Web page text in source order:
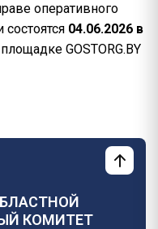
оперативного
04.06.2026 в
GOSTORG.BY
КОМИТЕТ